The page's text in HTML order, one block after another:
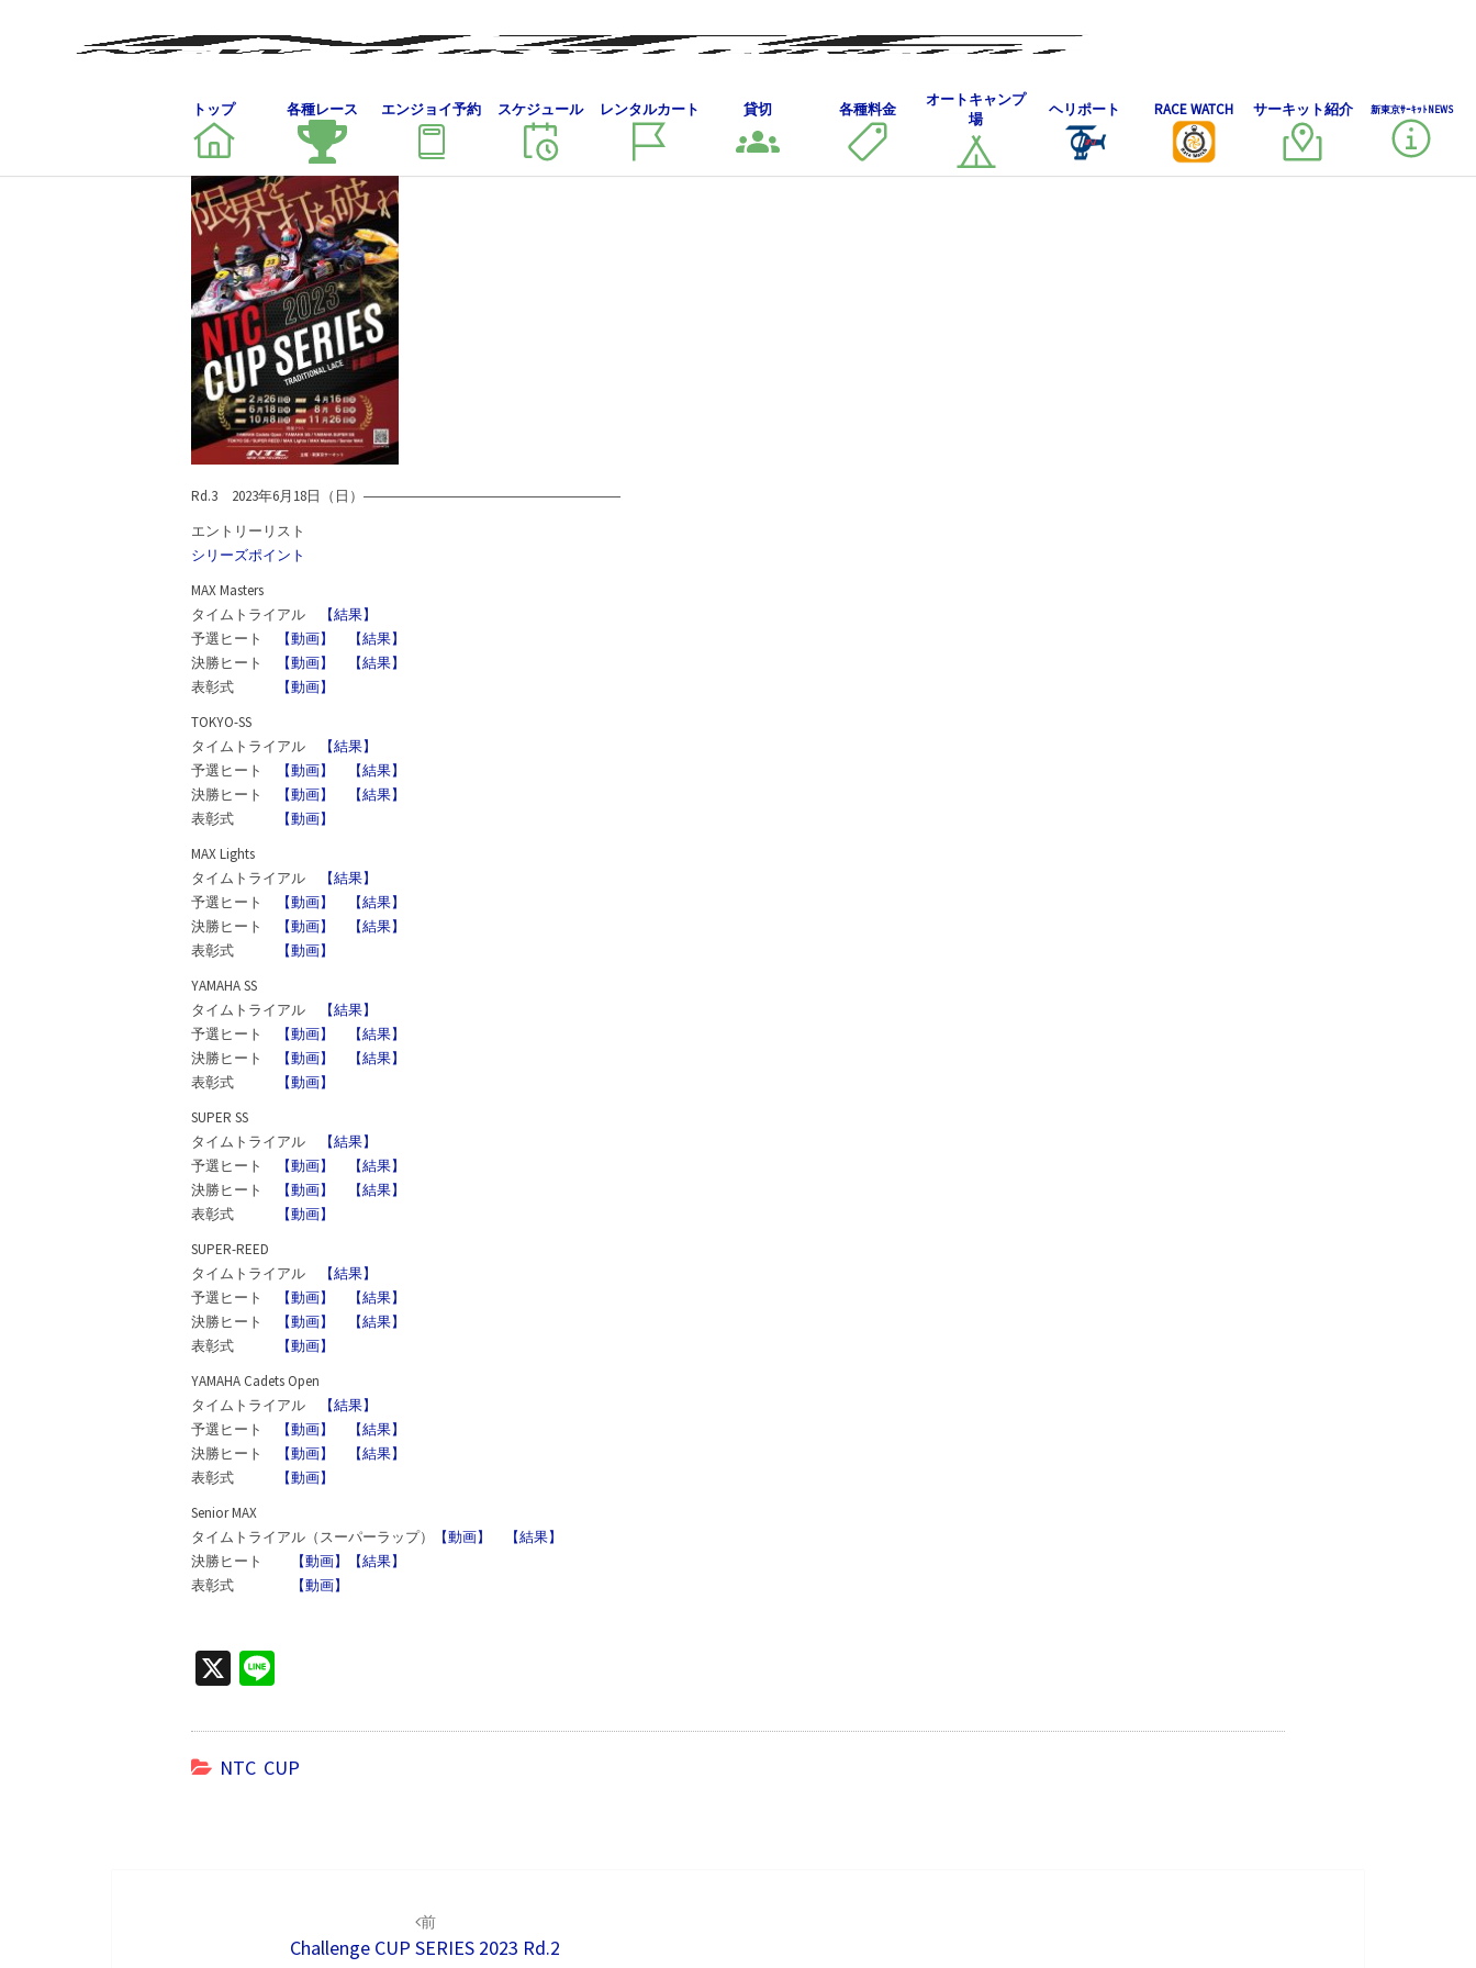
トップ 各種レース エンジョイ予約 スケジュール レンタルカート 貸切 各種料金
オートキャンプ
場
ヘリポート RACE WATCH サーキット紹介 新東京ｻｰｷｯﾄNEWS
NTC
CUP
SERIES
2023
NTC CUP SERIES 2023 RD.3
Rd.3 2023年6月18日（日）――――――――――――――――――
エントリーリスト
シリーズポイント
MAX Masters
タイムトライアル
【結果】
予選ヒート
【動画】
【結果】
決勝ヒート
【動画】
【結果】
表彰式
【動画】
TOKYO-SS
タイムトライアル
【結果】
予選ヒート
【動画】
【結果】
決勝ヒート
【動画】
【結果】
表彰式
【動画】
MAX Lights
タイムトライアル
【結果】
予選ヒート
【動画】
【結果】
決勝ヒート
【動画】
【結果】
表彰式
【動画】
YAMAHA SS
タイムトライアル
【結果】
予選ヒート
【動画】
【結果】
決勝ヒート
【動画】
【結果】
表彰式
【動画】
SUPER SS
タイムトライアル
【結果】
予選ヒート
【動画】
【結果】
決勝ヒート
【動画】
【結果】
表彰式
【動画】
SUPER-REED
タイムトライアル
【結果】
予選ヒート
【動画】
【結果】
決勝ヒート
【動画】
【結果】
表彰式
【動画】
YAMAHA Cadets Open
タイムトライアル
【結果】
予選ヒート
【動画】
【結果】
決勝ヒート
【動画】
【結果】
表彰式
【動画】
Senior MAX
タイムトライアル（スーパーラップ）
【動画】
【結果】
決勝ヒート
【動画】
【結果】
表彰式
【動画】
X
e
NTC CUP
前
Challenge CUP SERIES 2023 Rd.2